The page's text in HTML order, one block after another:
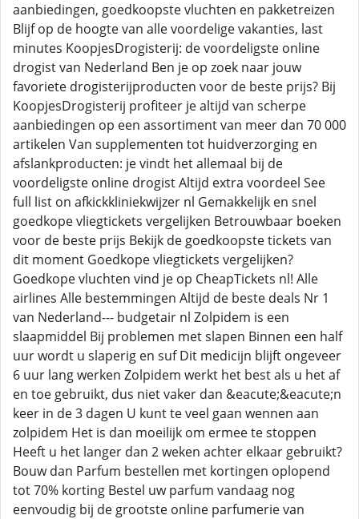
aanbiedingen, goedkoopste vluchten en pakketreizen
Blijf op de hoogte van alle voordelige vakanties, last
minutes KoopjesDrogisterij: de voordeligste online
drogist van Nederland Ben je op zoek naar jouw
favoriete drogisterijproducten voor de beste prijs? Bij
KoopjesDrogisterij profiteer je altijd van scherpe
aanbiedingen op een assortiment van meer dan 70 000
artikelen Van supplementen tot huidverzorging en
afslankproducten: je vindt het allemaal bij de
voordeligste online drogist Altijd extra voordeel See
full list on afkickkliniekwijzer nl Gemakkelijk en snel
goedkope vliegtickets vergelijken Betrouwbaar boeken
voor de beste prijs Bekijk de goedkoopste tickets van
dit moment Goedkope vliegtickets vergelijken?
Goedkope vluchten vind je op CheapTickets nl! Alle
airlines Alle bestemmingen Altijd de beste deals Nr 1
van Nederland--- budgetair nl Zolpidem is een
slaapmiddel Bij problemen met slapen Binnen een half
uur wordt u slaperig en suf Dit medicijn blijft ongeveer
6 uur lang werken Zolpidem werkt het best als u het af
en toe gebruikt, dus niet vaker dan &eacute;&eacute;n
keer in de 3 dagen U kunt te veel gaan wennen aan
zolpidem Het is dan moeilijk om ermee te stoppen
Heeft u het langer dan 2 weken achter elkaar gebruikt?
Bouw dan Parfum bestellen met kortingen oplopend
tot 70% korting Bestel uw parfum vandaag nog
eenvoudig bij de grootste online parfumerie van